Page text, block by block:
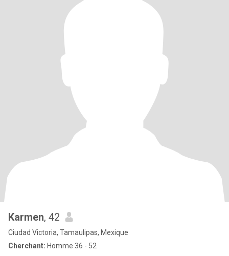
Karmen, 42
Ciudad Victoria, Tamaulipas, Mexique
Cherchant: Homme 36 - 52